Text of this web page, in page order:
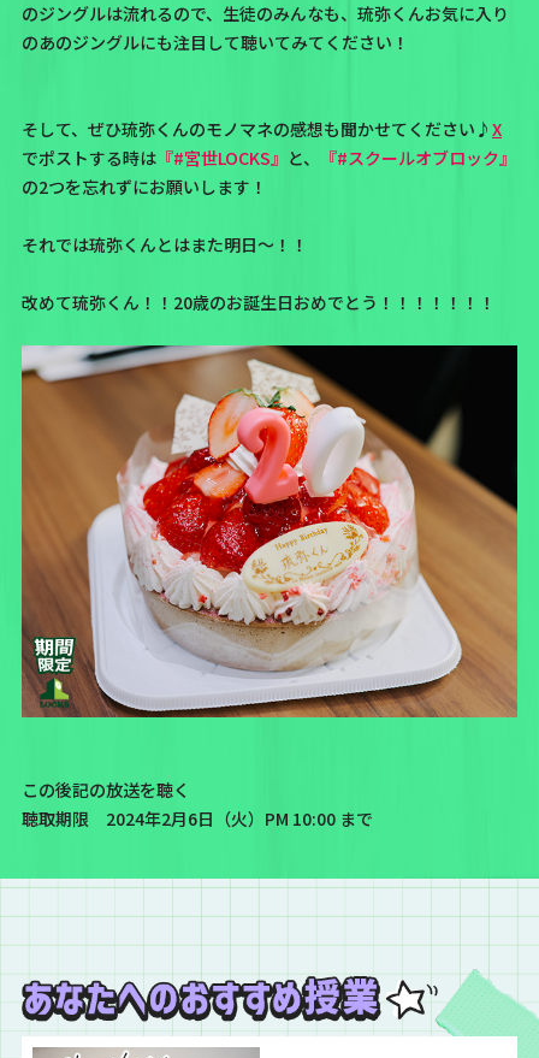
のジングルは流れるので、生徒のみんなも、琉弥くんお気に入り
のあのジングルにも注目して聴いてみてください！
そして、ぜひ琉弥くんのモノマネの感想も聞かせてください♪ X
でポストする時は『#宮世LOCKS』 と、
『#スクールオブロック』
の2つを忘れずにお願いします！
それでは琉弥くんとはまた明日〜！！
改めて琉弥くん！！20歳のお誕生日おめでとう！！！！！！！
この後記の放送を聴く
聴取期限 2024年2月6日（火）PM 10:00 まで